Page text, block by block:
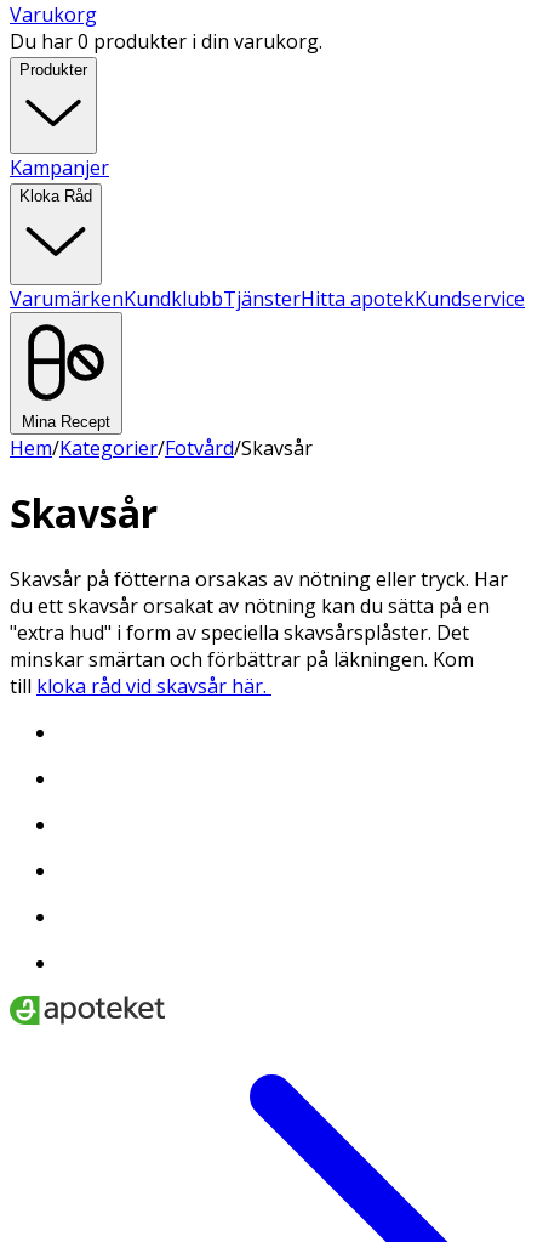
Varukorg
Du har 0 produkter i din varukorg.
Produkter
Kampanjer
Kloka Råd
VarumärkenKundklubbTjänsterHitta apotekKundservice
Mina Recept
Hem/Kategorier/Fotvård/Skavsår
Skavsår
Skavsår på fötterna orsakas av nötning eller tryck. Har
du ett skavsår orsakat av nötning kan du sätta på en
"extra hud" i form av speciella skavsårsplåster. Det
minskar smärtan och förbättrar på läkningen. Kom
till kloka råd vid skavsår här.